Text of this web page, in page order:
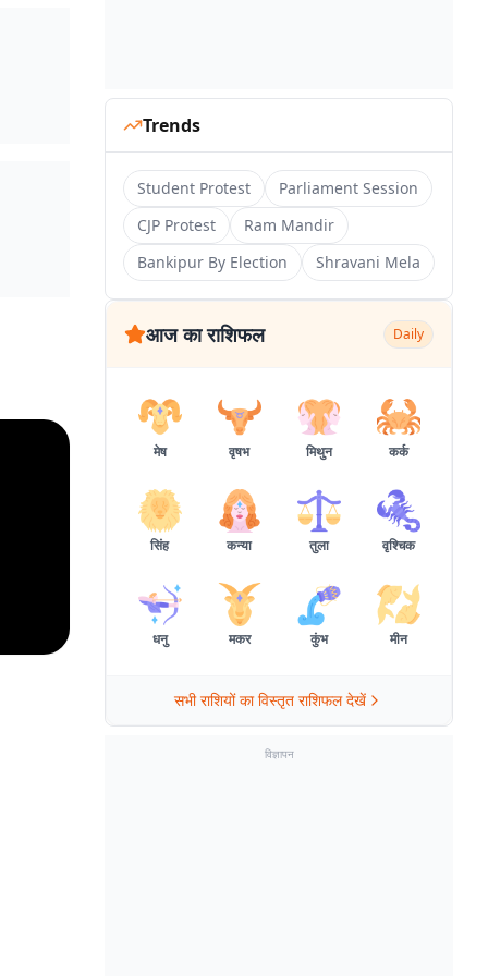
Trends
Student Protest
Parliament Session
CJP Protest
Ram Mandir
Bankipur By Election
Shravani Mela
आज का राशिफल Daily
मेष वृषभ मिथुन कर्क
सिंह कन्या तुला वृश्चिक
धनु मकर कुंभ मीन
सभी राशियों का विस्तृत राशिफल देखें
विज्ञापन